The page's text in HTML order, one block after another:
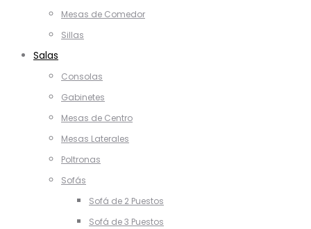
Mesas de Comedor
Sillas
Salas
Consolas
Gabinetes
Mesas de Centro
Mesas Laterales
Poltronas
Sofás
Sofá de 2 Puestos
Sofá de 3 Puestos